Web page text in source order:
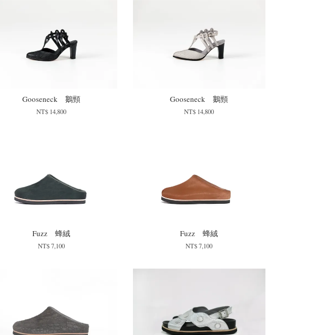
Gooseneck 鵝頸
NT$ 14,800
Gooseneck 鵝頸
NT$ 14,800
Fuzz 蜂絨
NT$ 7,100
Fuzz 蜂絨
NT$ 7,100